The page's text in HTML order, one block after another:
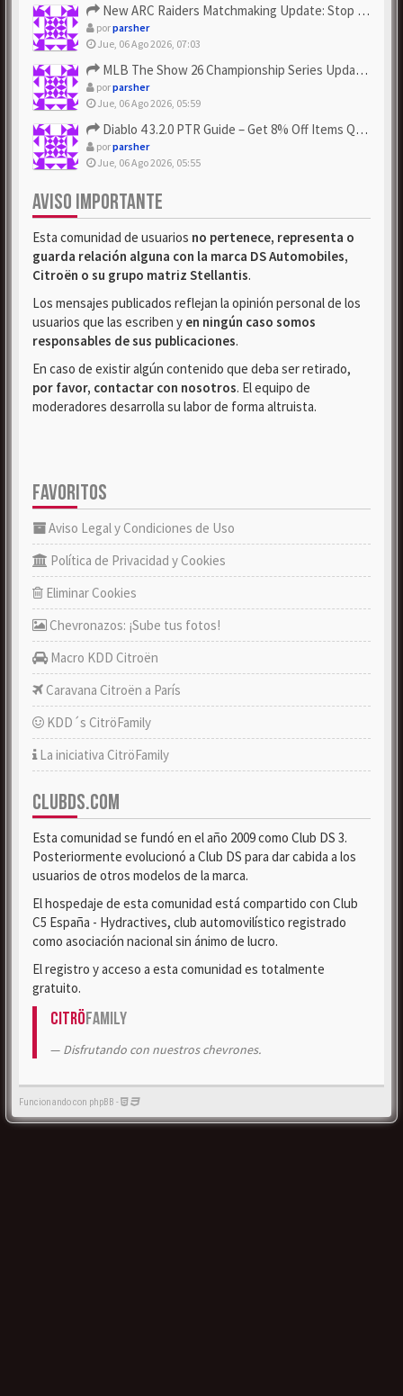
New ARC Raiders Matchmaking Update: Stop Failed - Grab Bluep...
porparsher
Jue, 06 Ago 2026, 07:03
MLB The Show 26 Championship Series Update! Get Cheap & ...
porparsher
Jue, 06 Ago 2026, 05:59
Diablo 4 3.2.0 PTR Guide – Get 8% Off Items Quickly to Test ...
porparsher
Jue, 06 Ago 2026, 05:55
AVISO IMPORTANTE
Esta comunidad de usuarios no pertenece, representa o
guarda relación alguna con la marca DS Automobiles,
Citroën o su grupo matriz Stellantis.
Los mensajes publicados reflejan la opinión personal de los
usuarios que las escriben y en ningún caso somos
responsables de sus publicaciones.
En caso de existir algún contenido que deba ser retirado,
por favor, contactar con nosotros. El equipo de
moderadores desarrolla su labor de forma altruista.
FAVORITOS
Aviso Legal y Condiciones de Uso
Política de Privacidad y Cookies
Eliminar Cookies
Chevronazos: ¡Sube tus fotos!
Macro KDD Citroën
Caravana Citroën a París
KDD´s CitröFamily
La iniciativa CitröFamily
CLUBDS.COM
Esta comunidad se fundó en el año 2009 como Club DS 3.
Posteriormente evolucionó a Club DS para dar cabida a los
usuarios de otros modelos de la marca.
El hospedaje de esta comunidad está compartido con Club
C5 España - Hydractives, club automovilístico registrado
como asociación nacional sin ánimo de lucro.
El registro y acceso a esta comunidad es totalmente
gratuito.
CitröFamily
Disfrutando con nuestros chevrones.
Funcionando con phpBB -